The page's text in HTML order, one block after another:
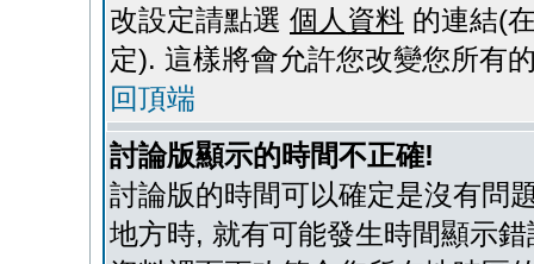
改設定請點選 個人資料 的連結(
定). 這樣將會允許您改變您所有
回頂端
討論版顯示的時間不正確!
討論版的時間可以確定是沒有問
地方時, 就有可能發生時間顯示